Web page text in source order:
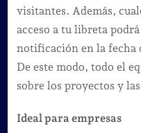
visitantes. Además,
acceso a tu libreta
notificación en la fecha
De este modo, todo el
sobre los proyectos y
Ideal para empresas